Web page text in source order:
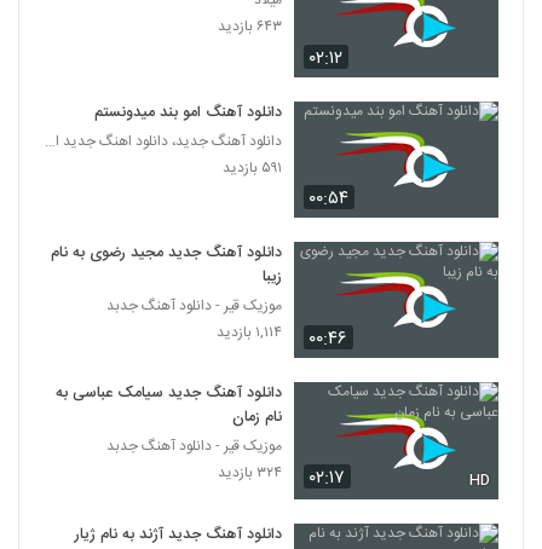
Masoud Zamani Saadiane
آهنگ وقتی دیدمت از مسعود زاهدیان(پاپ)
موزیک زیبای عشق از متین دو حنجره
دانلود آهنگ واژه متروک از مسعود توکلی
Masoud Sherafatmand Parseh
337
دانلود آهنگ انتخاب از مسعود شایان به همراه
۶۱۴ بازدید
۰۲:۱۲
۶۴۳ بازدید
۰۰:۵۴
دانلود آهنگ امو بند میدونستم
دانلود آهنگ جدید، دانلود اهنگ جدید ایرانی
۵۹۱ بازدید
۰۰:۴۶
دانلود آهنگ جدید مجید رضوی به نام
زیبا
موزیک قیر - دانلود آهنگ جدبد
۱,۱۱۴ بازدید
۰۲:۱۷ HD
دانلود آهنگ جدید سیامک عباسی به
نام زمان
موزیک قیر - دانلود آهنگ جدبد
۳۲۴ بازدید
دانلود آهنگ جدید آژند به نام ژیار